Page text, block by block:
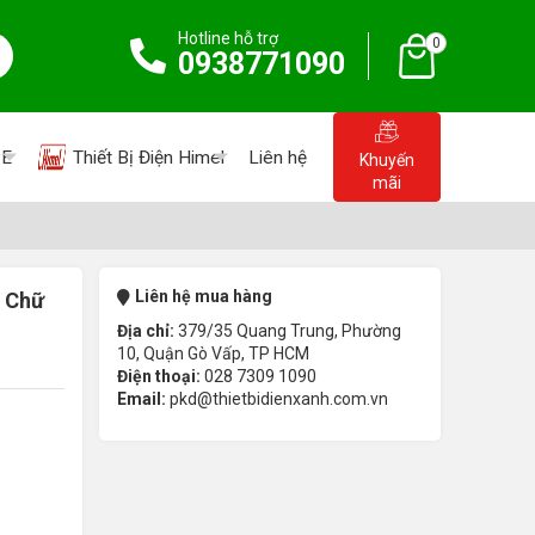
Hotline hỗ trợ
0938771090
0
Thiết Bị Điện Himel Liên hệ
Khuyến
mãi
Chữ
Liên hệ mua hàng
Địa chỉ: 379/35 Quang Trung, Phường
10, Quận Gò Vấp, TP HCM
Điện thoại: 028 7309 1090
Email: pkd@thietbidienxanh.com.vn